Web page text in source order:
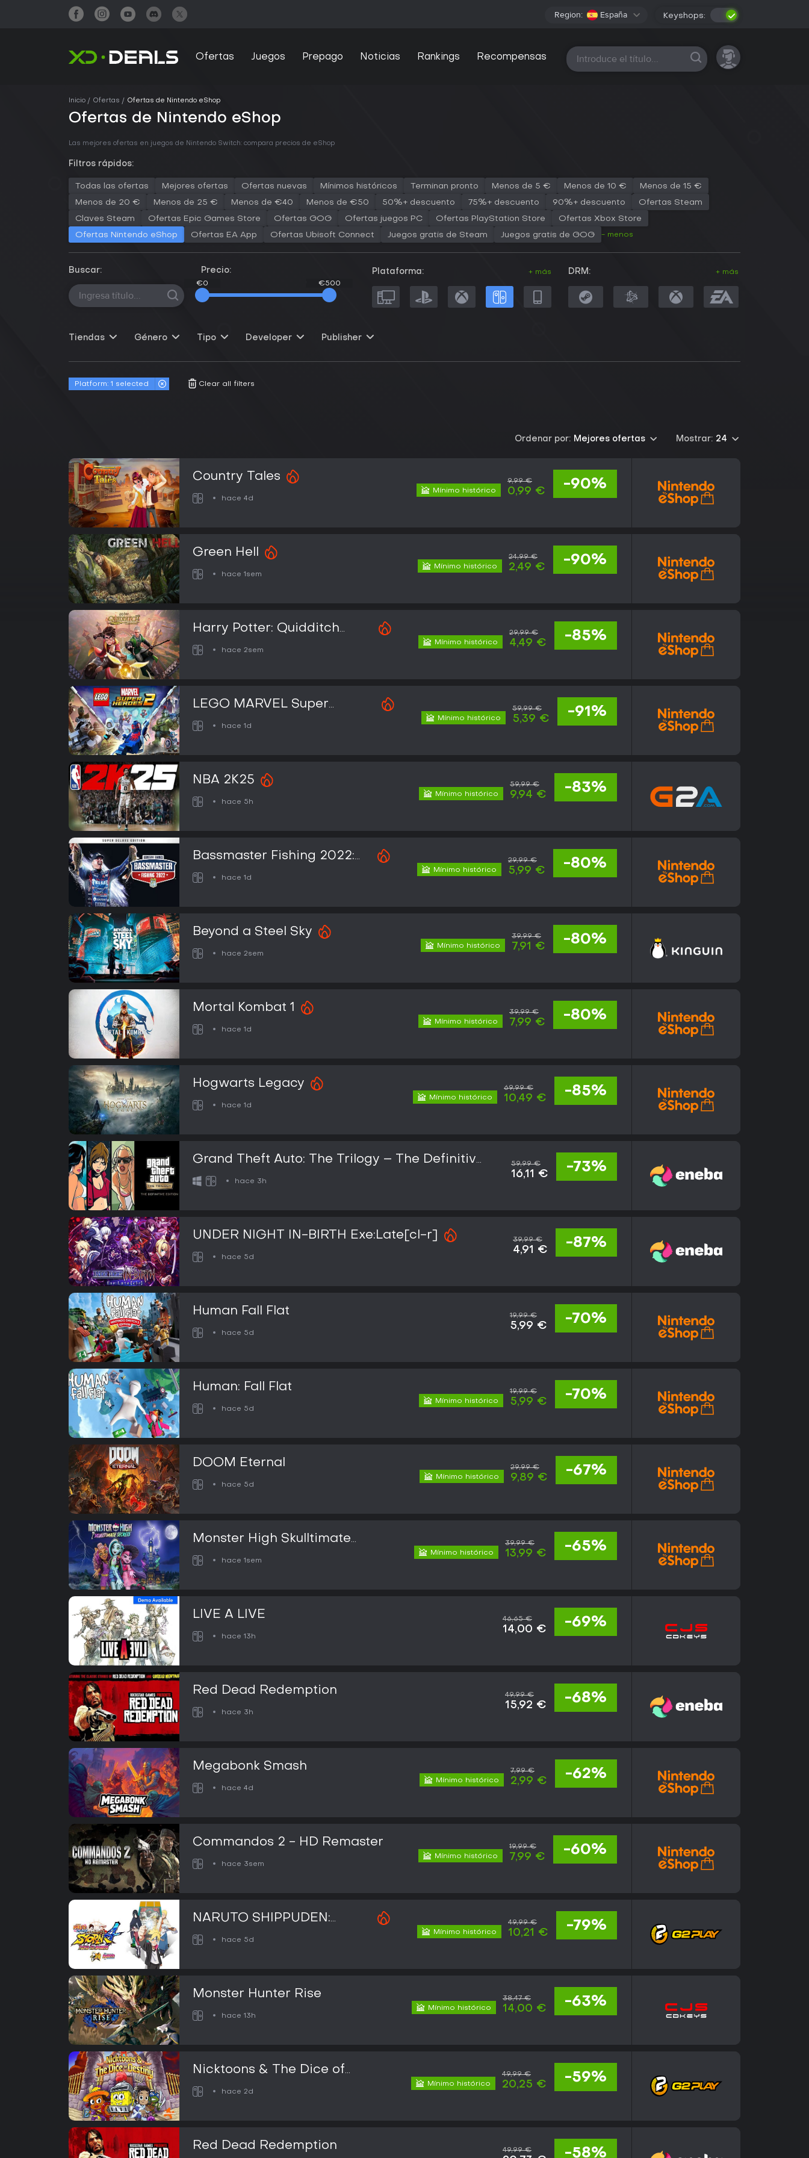
Region: España Keyshops:
Ofertas Juegos Prepago Noticias Rankings Recompensas Todas las plataformas
Inicio Ofertas Ofertas de Nintendo eShop
Ofertas de Nintendo eShop
Las mejores ofertas en juegos de Nintendo Switch: compara precios de eShop
Filtros rápidos:
Todas las ofertas Mejores ofertas Ofertas nuevas Mínimos históricos Terminan pronto Menos de 5 € Menos de 10 € Menos de 15 €
Menos de 20 € Menos de 25 € Menos de €40 Menos de €50 50%+ descuento 75%+ descuento 90%+ descuento Ofertas Steam
Claves Steam Ofertas Epic Games Store Ofertas GOG Ofertas juegos PC Ofertas PlayStation Store Ofertas Xbox Store
Ofertas Nintendo eShop Ofertas EA App Ofertas Ubisoft Connect Juegos gratis de Steam Juegos gratis de GOG - menos
Buscar: Precio:
€0
€0 €500
€500
Plataforma: + más DRM: + más
Tiendas Género Tipo Developer Publisher
Platform: 1 selected Clear all filters
Ordenar por: Mejores ofertas Mostrar: 24
Country Tales
hace 4d
Mínimo histórico
9,99 €
0,99 € -90%
Green Hell
hace 1sem
Mínimo histórico
24,99 €
2,49 € -90%
Harry Potter: Quidditch
Champions
hace 2sem
Mínimo histórico
29,99 €
4,49 € -85%
LEGO MARVEL Super
Heroes 2
hace 1d
Mínimo histórico
59,99 €
5,39 € -91%
NBA 2K25
hace 5h
Mínimo histórico
59,99 €
9,94 € -83%
Bassmaster Fishing 2022:
Super Deluxe Edition
hace 1d
Mínimo histórico
29,99 €
5,99 € -80%
Beyond a Steel Sky
hace 2sem
Mínimo histórico
39,99 €
7,91 € -80%
Mortal Kombat 1
hace 1d
Mínimo histórico
39,99 €
7,99 € -80%
Hogwarts Legacy
hace 1d
Mínimo histórico
69,99 €
10,49 € -85%
Grand Theft Auto: The Trilogy – The Definitive
Edition
hace 3h
59,99 €
16,11 € -73%
UNDER NIGHT IN-BIRTH Exe:Late[cl-r]
hace 5d
39,99 €
4,91 € -87%
Human Fall Flat
hace 5d
19,99 €
5,99 € -70%
Human: Fall Flat
hace 5d
Mínimo histórico
19,99 €
5,99 € -70%
DOOM Eternal
hace 5d
Mínimo histórico
29,99 €
9,89 € -67%
Monster High Skulltimate
Secrets
hace 1sem
Mínimo histórico
39,99 €
13,99 € -65%
LIVE A LIVE
hace 13h
46,65 €
14,00 € -69%
Red Dead Redemption
hace 3h
49,99 €
15,92 € -68%
Megabonk Smash
hace 4d
Mínimo histórico
7,99 €
2,99 € -62%
Commandos 2 - HD Remaster
hace 3sem
Mínimo histórico
19,99 €
7,99 € -60%
NARUTO SHIPPUDEN:
Ultimate Ninja STORM 4
Road to Boruto
hace 5d
Mínimo histórico
49,99 €
10,21 € -79%
Monster Hunter Rise
hace 13h
Mínimo histórico
38,47 €
14,00 € -63%
Nicktoons & The Dice of
Destiny
hace 2d
Mínimo histórico
49,99 €
20,25 € -59%
Red Dead Redemption 49,99 € -58%